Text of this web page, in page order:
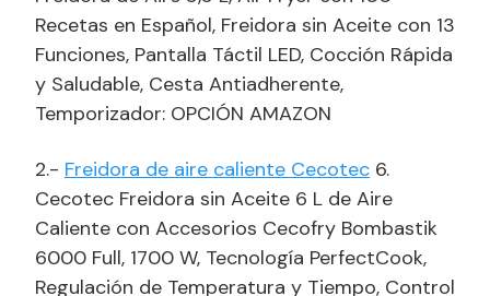
Recetas en Español, Freidora sin Aceite con 13
Funciones, Pantalla Táctil LED, Cocción Rápida
y Saludable, Cesta Antiadherente,
Temporizador: OPCIÓN AMAZON
2.- Freidora de aire caliente Cecotec 6.
Cecotec Freidora sin Aceite 6 L de Aire
Caliente con Accesorios Cecofry Bombastik
6000 Full, 1700 W, Tecnología PerfectCook,
Regulación de Temperatura y Tiempo, Control